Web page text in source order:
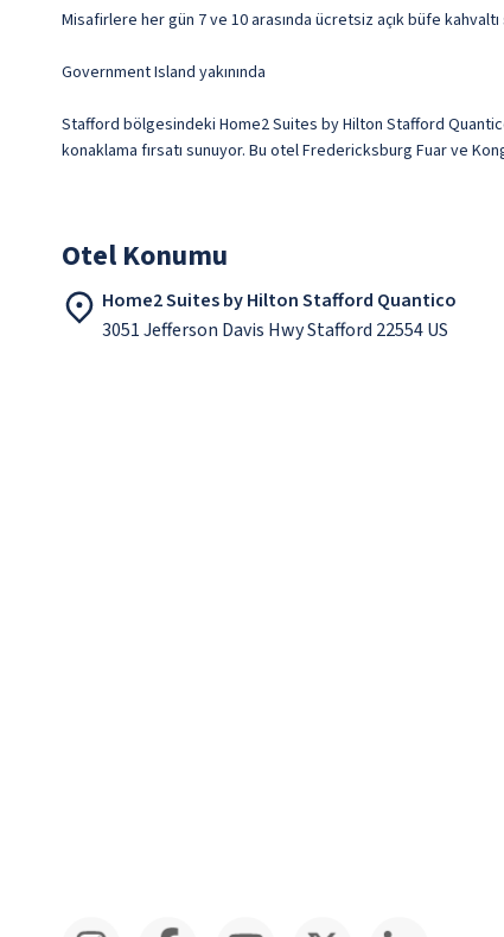
Misafirlere her gün 7 ve 10 arasında ücretsiz açık büfe kahvaltı
Government Island yakınında
Stafford bölgesindeki Home2 Suites by Hilton Stafford
konaklama fırsatı sunuyor. Bu otel Fredericksburg Fuar ve
Otel Konumu
Home2 Suites by Hilton Stafford Quantico
3051 Jefferson Davis Hwy Stafford 22554 US